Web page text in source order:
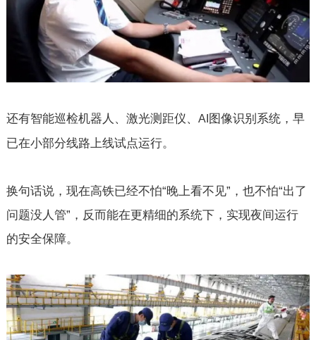
还有智能巡检机器人、激光测距仪、 AI 图像识别系统，早
已在小部分线路上线试点运行。
换句话说，现在高铁已经不怕“晚上看不见”，也不怕“出了
问题没人管”，反而能在更精细的系统下，实现夜间运行
的安全保障。